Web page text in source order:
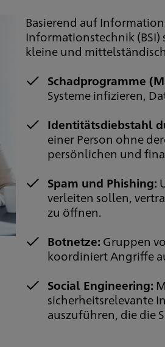
Basierend auf
Informationstechnik
kleine und
Schadprogramme
Systeme infizieren,
Identitätsdiebstahl
einer Person ohne
persönlichen und
Spam und Phishing:
verleiten sollen,
zu öffnen.
Botnetze: Gruppen
koordiniert Angriffe
Social Engineering:
sicherheitsrelevante
auszuführen, die die